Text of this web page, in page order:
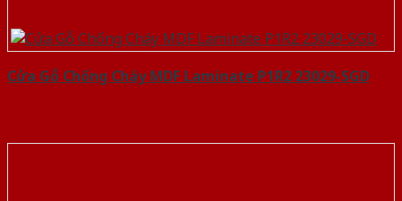
Cửa Gỗ Chống Cháy MDF Laminate P1R2 23029-SGD